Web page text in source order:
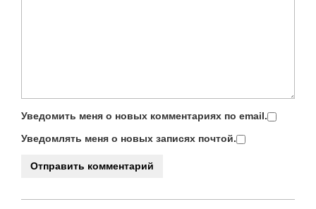
Уведомить меня о новых комментариях по email.
Уведомлять меня о новых записях почтой.